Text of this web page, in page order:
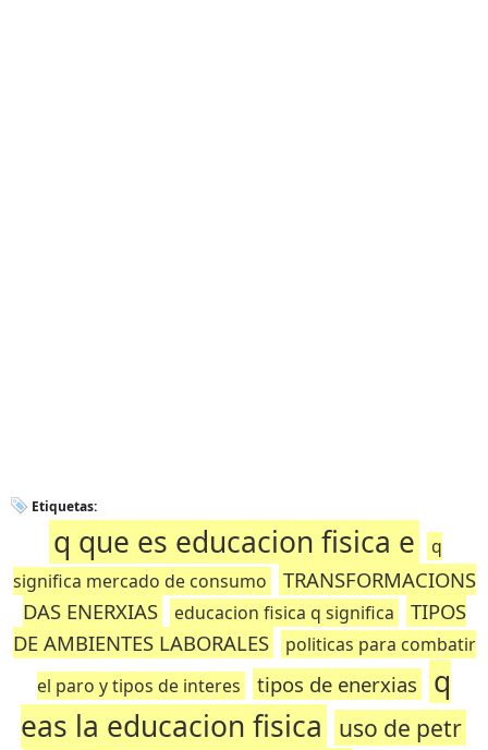
Etiquetas:
q que es educacion fisica e
q
significa mercado de consumo
TRANSFORMACIONS
DAS ENERXIAS
educacion fisica q significa
TIPOS
DE AMBIENTES LABORALES
politicas para combatir
el paro y tipos de interes
tipos de enerxias
q
eas la educacion fisica
uso de petr